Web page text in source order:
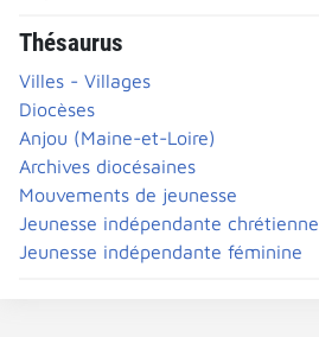
Thésaurus
Villes - Villages
Diocèses
Anjou (Maine-et-Loire)
Archives diocésaines
Mouvements de jeunesse
Jeunesse indépendante chrétienne
Jeunesse indépendante féminine